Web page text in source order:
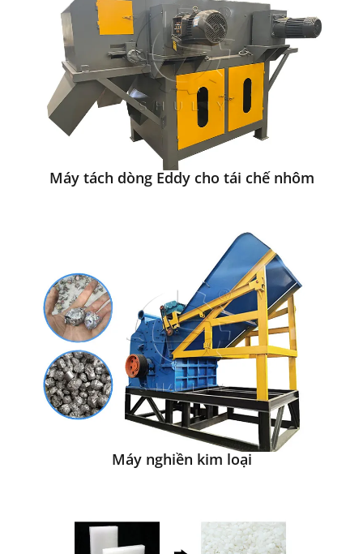
Máy tách dòng Eddy cho tái chế nhôm
Máy nghiền kim loại